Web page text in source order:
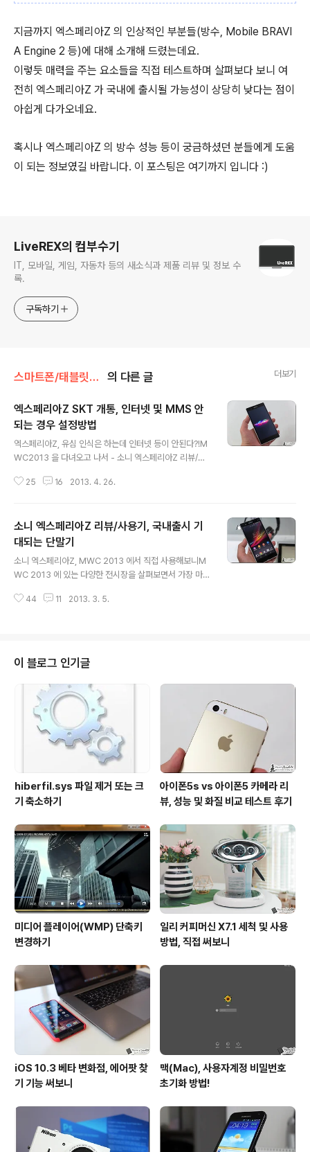
지금까지 엑스페리아Z 의 인상적인 부분들(방수, Mobile BRAVI
A Engine 2 등)에 대해 소개해 드렸는데요.
이렇듯 매력을 주는 요소들을 직접 테스트하며 살펴보다 보니 여
전히 엑스페리아Z 가 국내에 출시될 가능성이 상당히 낮다는 점이
아쉽게 다가오네요.
혹시나 엑스페리아Z 의 방수 성능 등이 궁금하셨던 분들에게 도움
이 되는 정보였길 바랍니다. 이 포스팅은 여기까지 입니다 :)
LiveREX의 컴부수기
IT, 모바일, 게임, 자동차 등의 새소식과 제품 리뷰 및 정보 수
록.
구독하기
스마트폰/태블릿PC/웨어러블 리뷰/> 소니 엑스페리아Z 의 다른 글 더보기
엑스페리아Z SKT 개통, 인터넷 및 MMS 안
되는 경우 설정방법
엑스페리아Z, 유심 인식은 하는데 인터넷 등이 안된다?!M
WC2013 을 다녀오고 나서 - 소니 엑스페리아Z 리뷰/사
대해 소개한 적이 있는데요. 40일동안 460만대의 판매고
적으로 만나볼 수가 없죠?! 많은 분들의 염원에도 불구하고
국내 출시는 거의 무산된 것이 아닌가 싶은데...이런 분위기
가 이어지다보니 익스펜시스 코리아 등과 같은 서비스를
통해 해외에서 직접 단말기를 구해서 사용하시는 분들이
많은 듯 하더군요. 그런데, 엑스페리아Z 등 해외폰을 국내
에 반입해서 사용해 보신 분들이라면 아시겠지만... 유심기
25 16 2013. 4. 26.
소니 엑스페리아Z 리뷰/사용기, 국내출시 기
대되는 단말기
소니 엑스페리아Z, MWC 2013 에서 직접 사용해보니M
WC 2013 에 있는 다양한 전시장을 살펴보면서 가장 마음
들 수 있는 스마트폰 단말기를 미리 체험해 볼 수 있었다는
본 소감으로만 미리 말씀을 드릴 것 같으면 MWC 2013
에서 만나 본 대부분의 스마트폰 단말기 하나하나가 모두
탐나더군요 ^^;; 그 중에서도 특히 욕심나는 단말기가 몇몇
있었는데요~ 소니 엑스페리아Z 와 HTC ONE, 그리고 N
EC 카시오에서 출시한 원피스폰이라고 알려진 한정판 단
말기가 그것이..
44 11 2013. 3. 5.
이 블로그 인기글
hiberfil.sys 파일 제거 또는 크
기 축소하기
아이폰5s vs 아이폰5 카메라 리
뷰, 성능 및 화질 비교 테스트 후기
미디어 플레이어(WMP) 단축키
변경하기
일리 커피머신 X7.1 세척 및 사용
방법, 직접 써보니
iOS 10.3 베타 변화점, 에어팟 찾
기 기능 써보니
맥(Mac), 사용자계정 비밀번호
초기화 방법!